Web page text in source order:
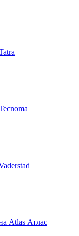
Atlas Атлас